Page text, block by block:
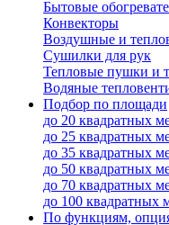
Бытовые
Конвекторы
Воздушные и
Сушилки для рук
Тепловые пушки и
Водяные
Подбор по площади
до 20 квадратных
до 25 квадратных
до 35 квадратных
до 50 квадратных
до 70 квадратных
до 100 квадратных
По функциям,